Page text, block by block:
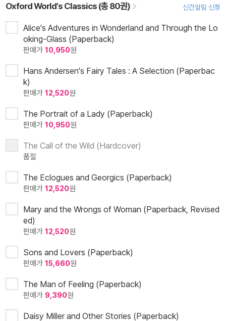
Oxford World's Classics (총 80권) 신간알림 신청
Alice's Adventures in Wonderland and Through the Lo
oking-Glass (Paperback)
판매가 10,950원
Hans Andersen's Fairy Tales : A Selection (Paperbac
k)
판매가 12,520원
The Portrait of a Lady (Paperback)
판매가 10,950원
The Call of the Wild (Hardcover)
품절
The Eclogues and Georgics (Paperback)
판매가 12,520원
Mary and the Wrongs of Woman (Paperback, Revised
ed)
판매가 12,520원
Sons and Lovers (Paperback)
판매가 15,660원
The Man of Feeling (Paperback)
판매가 9,390원
Daisy Miller and Other Stories (Paperback)